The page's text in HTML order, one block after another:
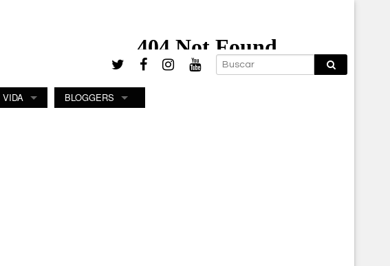
VIDA BLOGGERS